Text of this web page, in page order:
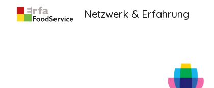
Netzwerk & Erfahrung